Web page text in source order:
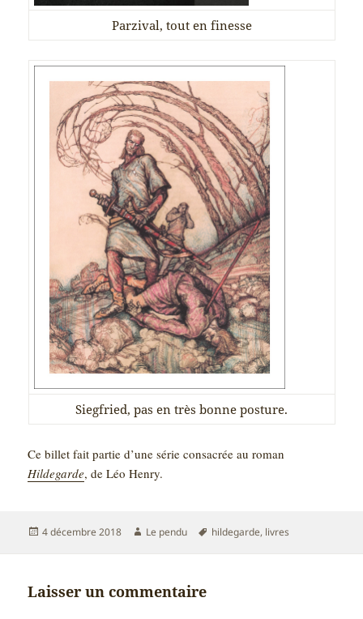
Parzival, tout en finesse
Siegfried, pas en très bonne posture.
Ce billet fait partie d’une série consacrée au roman
Hildegarde, de Léo Henry.
Publié
4 décembre 2018 Auteur
Le pendu
Mots-
hildegarde, livres
Laisser un commentaire